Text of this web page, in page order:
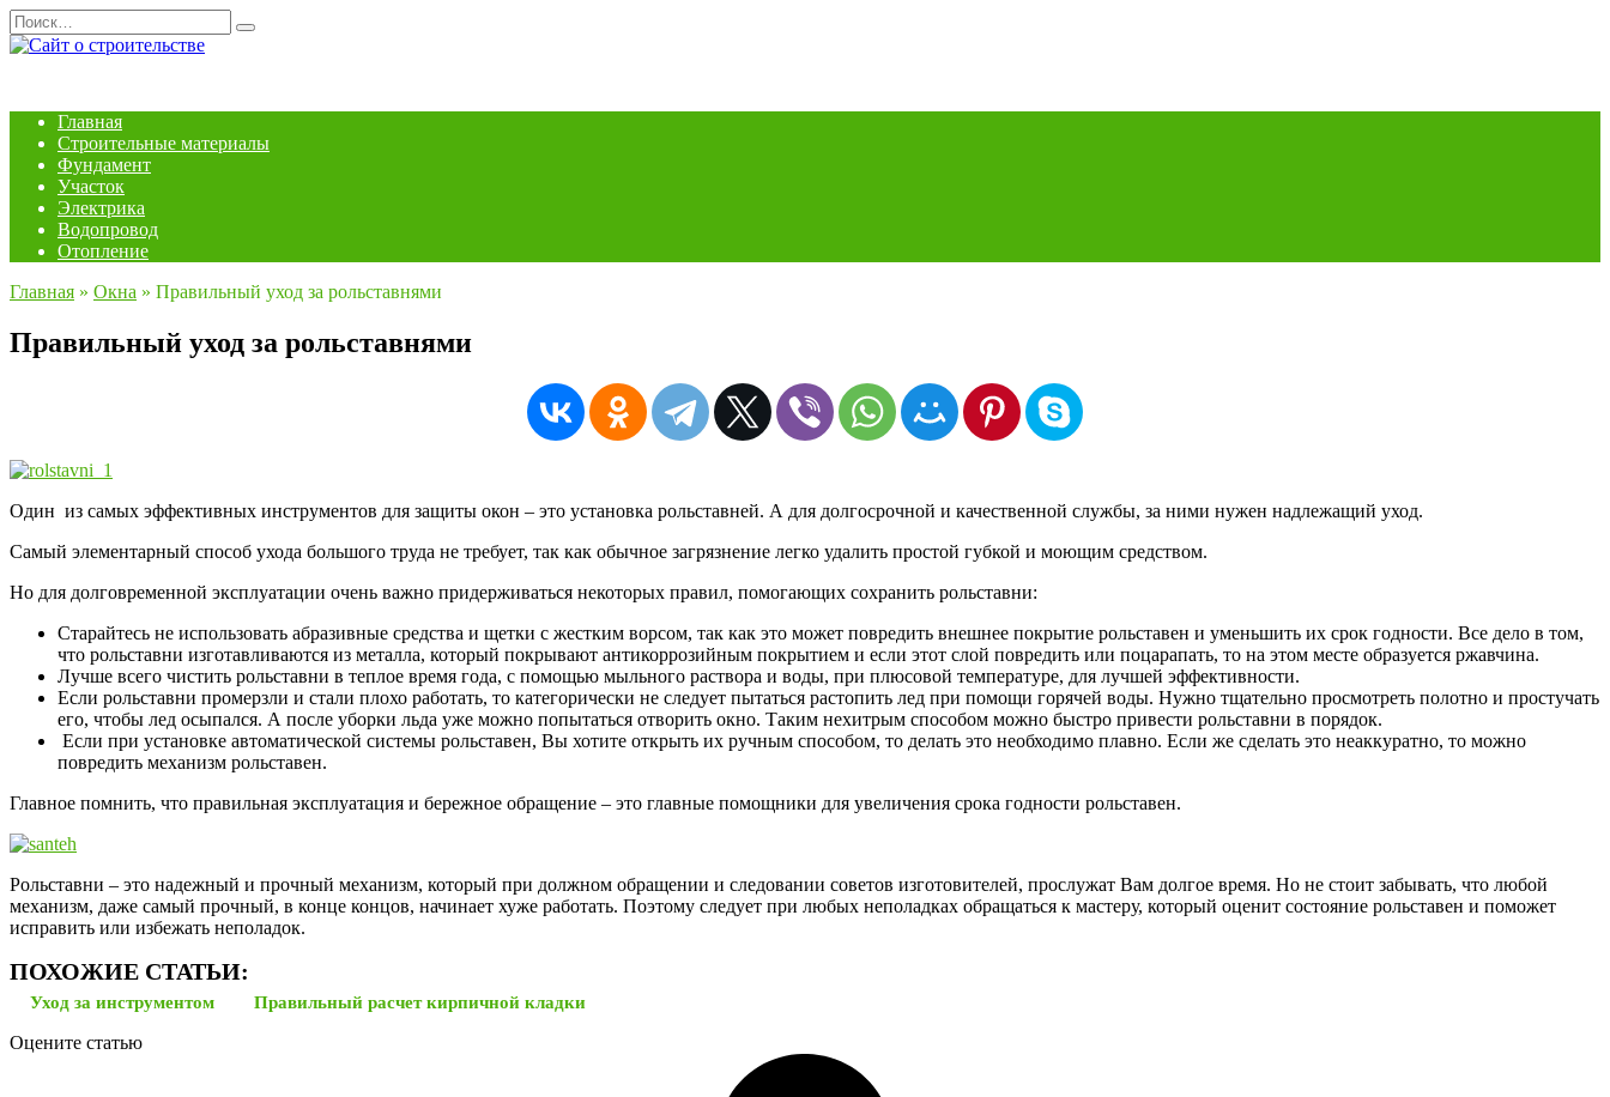
Перейти
к
содержанию
Search
for:
Главная
Строительные материалы
Фундамент
Участок
Электрика
Водопровод
Отопление
Главная » Окна » Правильный уход за рольставнями
Правильный уход за рольставнями
Один из самых эффективных инструментов для защиты окон – это установка рольставней. А для долгосрочной и качественной службы, за ними нужен надлежащий уход.
Самый элементарный способ ухода большого труда не требует, так как обычное загрязнение легко удалить простой губкой и моющим средством.
Но для долговременной эксплуатации очень важно придерживаться некоторых правил, помогающих сохранить рольставни:
Старайтесь не использовать абразивные средства и щетки с жестким ворсом, так как это может повредить внешнее покрытие рольставен и уменьшить их срок годности. Все дело в том,
что рольставни изготавливаются из металла, который покрывают антикоррозийным покрытием и если этот слой повредить или поцарапать, то на этом месте образуется ржавчина.
Лучше всего чистить рольставни в теплое время года, с помощью мыльного раствора и воды, при плюсовой температуре, для лучшей эффективности.
Если рольставни промерзли и стали плохо работать, то категорически не следует пытаться растопить лед при помощи горячей воды. Нужно тщательно просмотреть полотно и простучать
его, чтобы лед осыпался. А после уборки льда уже можно попытаться отворить окно. Таким нехитрым способом можно быстро привести рольставни в порядок.
Если при установке автоматической системы рольставен, Вы хотите открыть их ручным способом, то делать это необходимо плавно. Если же сделать это неаккуратно, то можно
повредить механизм рольставен.
Главное помнить, что правильная эксплуатация и бережное обращение – это главные помощники для увеличения срока годности рольставен.
Рольставни – это надежный и прочный механизм, который при должном обращении и следовании советов изготовителей, прослужат Вам долгое время. Но не стоит забывать, что любой
механизм, даже самый прочный, в конце концов, начинает хуже работать. Поэтому следует при любых неполадках обращаться к мастеру, который оценит состояние рольставен и поможет
исправить или избежать неполадок.
ПОХОЖИЕ СТАТЬИ:
Уход за инструментом
Правильный расчет кирпичной кладки
Оцените статью